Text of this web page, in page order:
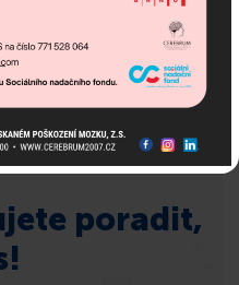
poradit,